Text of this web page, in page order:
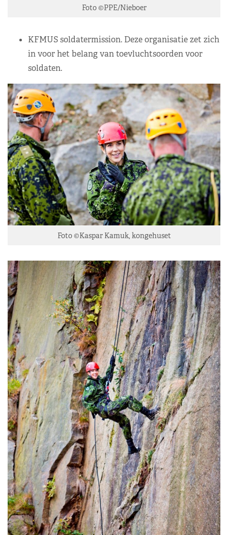
Foto ©PPE/Nieboer
KFMUS soldatermission. Deze organisatie zet zich
in voor het belang van toevluchtsoorden voor
soldaten.
Foto ©Kaspar Kamuk, kongehuset